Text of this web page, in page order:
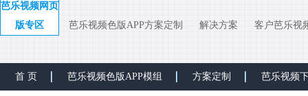
芭乐视频网页
版专区
芭乐视频色版APP方案定制 解决方案 客户芭乐视
首 页 芭乐视频色版APP模组 方案定制 芭乐视频